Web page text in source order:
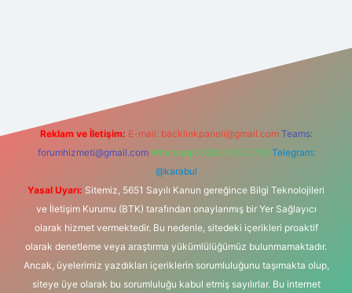
Reklam ve İletişim: E-mail: backlinkpaneli@gmail.com Teams:
forumhizmeti@gmail.com Whatsapp: 0262 606 0 726 Telegram:
@karabul
Yasal Uyarı: Sitemiz, 5651 Sayılı Kanun gereğince Bilgi Teknolojileri
ve İletişim Kurumu (BTK) tarafından onaylanmış bir Yer Sağlayıcı
olarak hizmet vermektedir. Bu nedenle, sitedeki içerikleri proaktif
olarak denetleme veya araştırma yükümlülüğümüz bulunmamaktadır.
Ancak, üyelerimiz yazdıkları içeriklerin sorumluluğunu taşımakta olup,
siteye üye olarak bu sorumluluğu kabul etmiş sayılırlar. Bu internet